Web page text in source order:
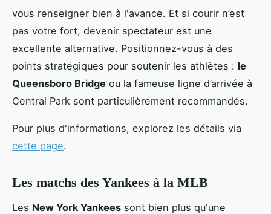
vous renseigner bien à l'avance. Et si courir n’est
pas votre fort, devenir spectateur est une
excellente alternative. Positionnez-vous à des
points stratégiques pour soutenir les athlètes : le
Queensboro Bridge ou la fameuse ligne d’arrivée à
Central Park sont particulièrement recommandés.
Pour plus d'informations, explorez les détails via
cette page.
Les matchs des Yankees à la MLB
Les New York Yankees sont bien plus qu'une